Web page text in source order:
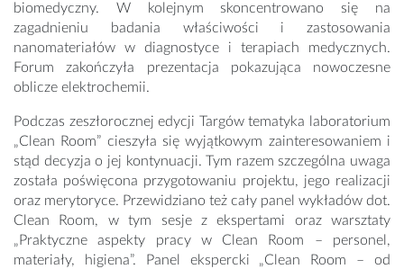
biomedyczny. W kolejnym skoncentrowano się na
zagadnieniu badania właściwości i zastosowania
nanomateriałów w diagnostyce i terapiach medycznych.
Forum zakończyła prezentacja pokazująca nowoczesne
oblicze elektrochemii.
Podczas zeszłorocznej edycji Targów tematyka laboratorium
„Clean Room” cieszyła się wyjątkowym zainteresowaniem i
stąd decyzja o jej kontynuacji. Tym razem szczególna uwaga
została poświęcona przygotowaniu projektu, jego realizacji
oraz merytoryce. Przewidziano też cały panel wykładów dot.
Clean Room, w tym sesje z ekspertami oraz warsztaty
„Praktyczne aspekty pracy w Clean Room – personel,
materiały, higiena”. Panel ekspercki „Clean Room – od